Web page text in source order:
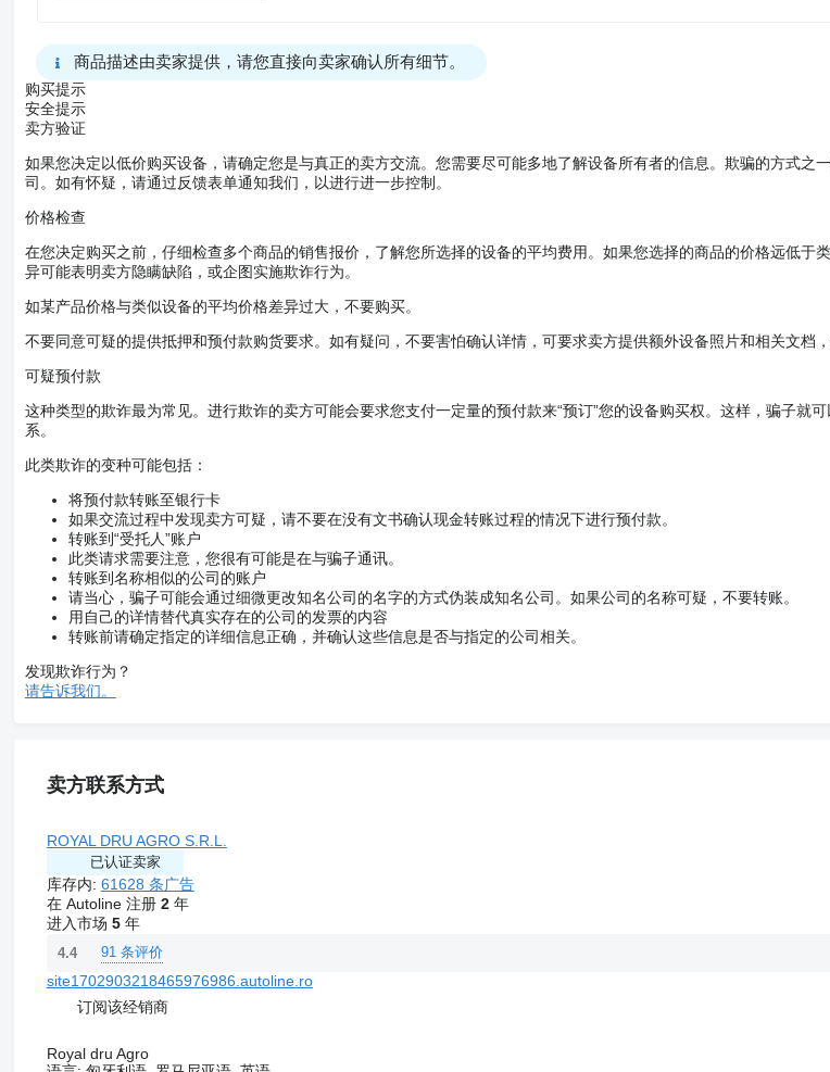
商品描述由卖家提供，请您直接向卖家确认所有细节。
购买提示
安全提示
卖方验证
如果您决定以低价购买设备，请确定您是与真正的卖方交流。您需要尽可能多地了解设备所有者的信息。欺骗的方式之
司。如有怀疑，请通过反馈表单通知我们，以进行进一步控制。
价格检查
在您决定购买之前，仔细检查多个商品的销售报价，了解您所选择的设备的平均费用。如果您选择的商品的价格远低于
异可能表明卖方隐瞒缺陷，或企图实施欺诈行为。
如某产品价格与类似设备的平均价格差异过大，不要购买。
不要同意可疑的提供抵押和预付款购货要求。如有疑问，不要害怕确认详情，可要求卖方提供额外设备照片和相关文档
可疑预付款
这种类型的欺诈最为常见。进行欺诈的卖方可能会要求您支付一定量的预付款来“预订”您的设备购买权。这样，骗子就
系。
此类欺诈的变种可能包括：
将预付款转账至银行卡
如果交流过程中发现卖方可疑，请不要在没有文书确认现金转账过程的情况下进行预付款。
转账到“受托人”账户
此类请求需要注意，您很有可能是在与骗子通讯。
转账到名称相似的公司的账户
请当心，骗子可能会通过细微更改知名公司的名字的方式伪装成知名公司。如果公司的名称可疑，不要转账。
用自己的详情替代真实存在的公司的发票的内容
转账前请确定指定的详细信息正确，并确认这些信息是否与指定的公司相关。
发现欺诈行为？
请告诉我们。
卖方联系方式
ROYAL DRU AGRO S.R.L.
已认证卖家
库存内: 61628 条广告
在 Autoline 注册 2年
进入市场 5年
4.4 91 条评价
site1702903218465976986.autoline.ro
订阅该经销商
Royal dru Agro